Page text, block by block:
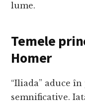
lume.
Temele
Homer
“Iliada” aduce
semnificative.